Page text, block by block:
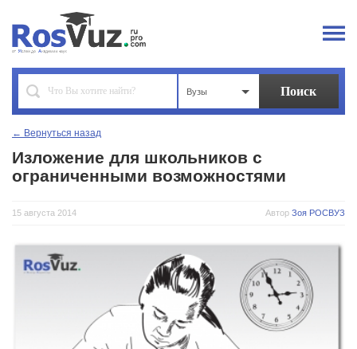
Вузы
← Вернуться назад
Изложение для школьников с
ограниченными возможностями
15 августа 2014 Автор Зоя РОСВУЗ